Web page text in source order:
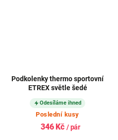
Podkolenky thermo sportovní
ETREX světle šedé
Odesíláme ihned
Poslední kusy
346 Kč / pár